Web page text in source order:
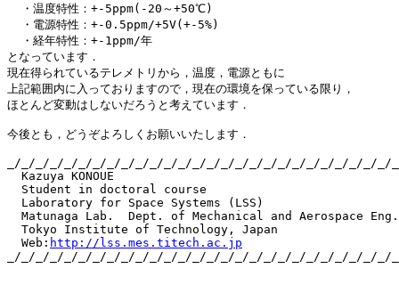
  ・温度特性：+-5ppm(-20～+50℃)
  ・電源特性：+-0.5ppm/+5V(+-5%)
  ・経年特性：+-1ppm/年
となっています．
現在得られているテレメトリから，温度，電源ともに
上記範囲内に入っておりますので，現在の環境を保っている限り，
ほとんど変動はしないだろうと考えています．
今後とも，どうぞよろしくお願いいたします．
_/_/_/_/_/_/_/_/_/_/_/_/_/_/_/_/_/_/_/_/_/_/_/_/_/_/_/
  Kazuya KONOUE
  Student in doctoral course
  Laboratory for Space Systems (LSS)
  Matunaga Lab.  Dept. of Mechanical and Aerospace Eng.
  Tokyo Institute of Technology, Japan
  Web:
http://lss.mes.titech.ac.jp
_/_/_/_/_/_/_/_/_/_/_/_/_/_/_/_/_/_/_/_/_/_/_/_/_/_/_/